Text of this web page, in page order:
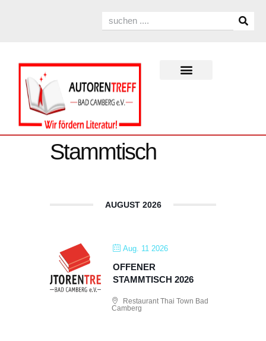
Stammtisch
AUGUST 2026
Aug. 11 2026
OFFENER
STAMMTISCH 2026
Restaurant Thai Town Bad
Camberg